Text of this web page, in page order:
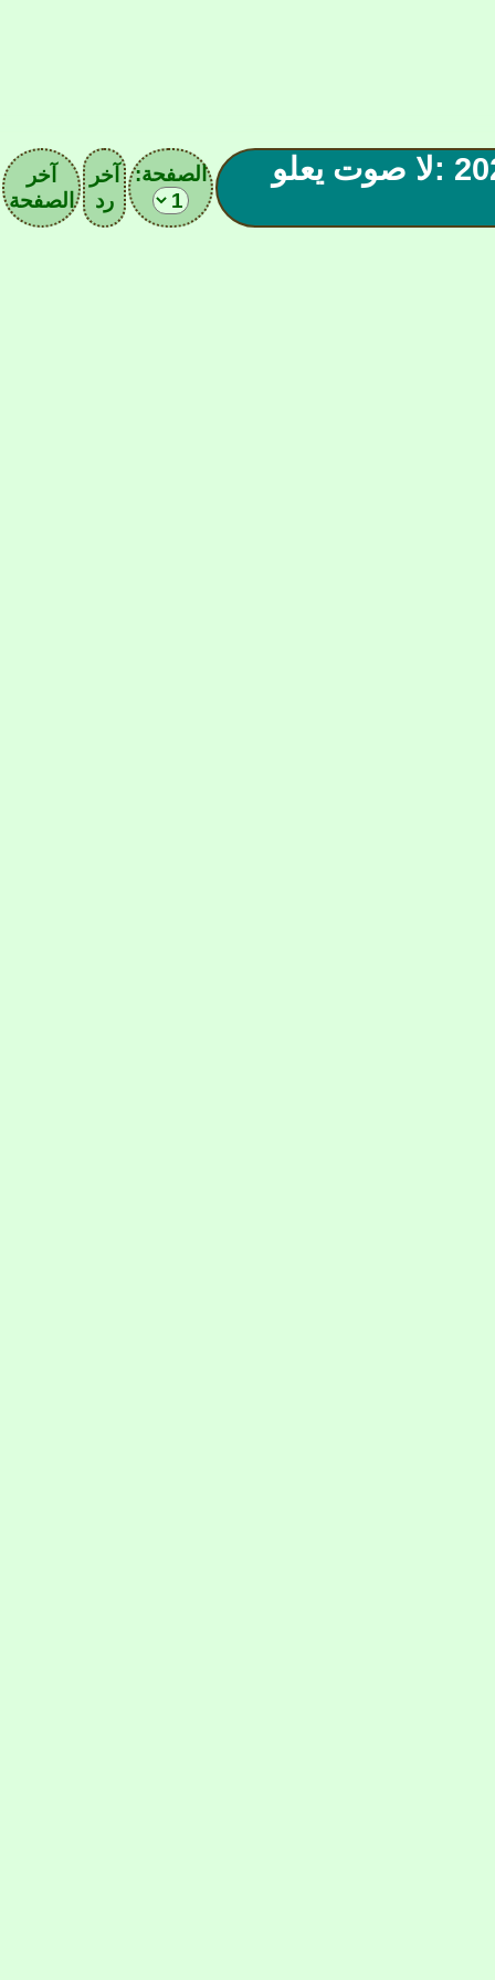
🦅🇹🇳 الركن التونسي 2026 :لا صوت يعلو الصفحة:
آخر
رد
آخر
الصفحة